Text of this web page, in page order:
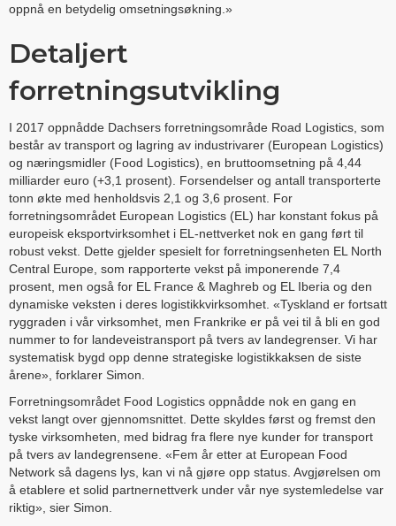
oppnå en betydelig omsetningsøkning.»
Detaljert
forretningsutvikling
I 2017 oppnådde Dachsers forretningsområde Road Logistics, som
består av transport og lagring av industrivarer (European Logistics)
og næringsmidler (Food Logistics), en bruttoomsetning på 4,44
milliarder euro (+3,1 prosent). Forsendelser og antall transporterte
tonn økte med henholdsvis 2,1 og 3,6 prosent. For
forretningsområdet European Logistics (EL) har konstant fokus på
europeisk eksportvirksomhet i EL-nettverket nok en gang ført til
robust vekst. Dette gjelder spesielt for forretningsenheten EL North
Central Europe, som rapporterte vekst på imponerende 7,4
prosent, men også for EL France & Maghreb og EL Iberia og den
dynamiske veksten i deres logistikkvirksomhet. «Tyskland er fortsatt
ryggraden i vår virksomhet, men Frankrike er på vei til å bli en god
nummer to for landeveistransport på tvers av landegrenser. Vi har
systematisk bygd opp denne strategiske logistikkaksen de siste
årene», forklarer Simon.
Forretningsområdet Food Logistics oppnådde nok en gang en
vekst langt over gjennomsnittet. Dette skyldes først og fremst den
tyske virksomheten, med bidrag fra flere nye kunder for transport
på tvers av landegrensene. «Fem år etter at European Food
Network så dagens lys, kan vi nå gjøre opp status. Avgjørelsen om
å etablere et solid partnernettverk under vår nye systemledelse var
riktig», sier Simon.